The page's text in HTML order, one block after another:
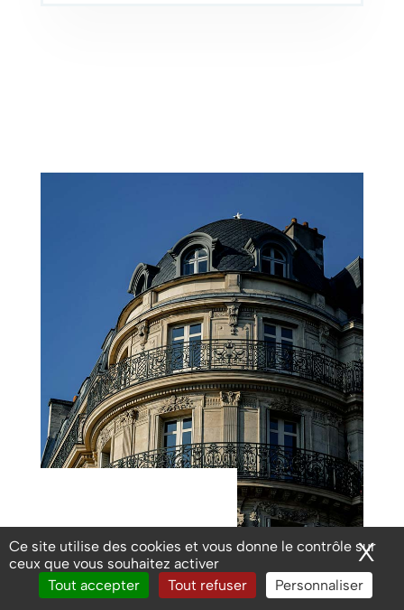
Ce site utilise des cookies et vous donne le contrôle sur
ceux que vous souhaitez activer
Tout accepter
Tout refuser Personnaliser
X
POURQUOI CHOISIR HAUSSMANN